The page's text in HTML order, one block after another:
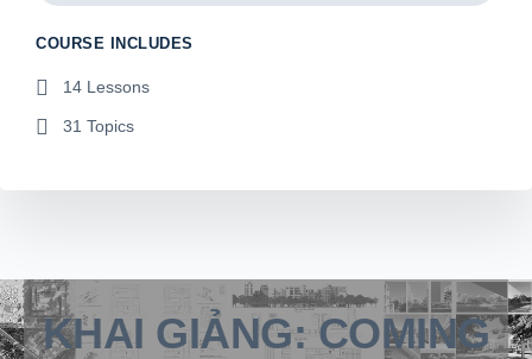
KHAI GIẢNG: COMING
COURSE INCLUDES
14 Lessons
31 Topics